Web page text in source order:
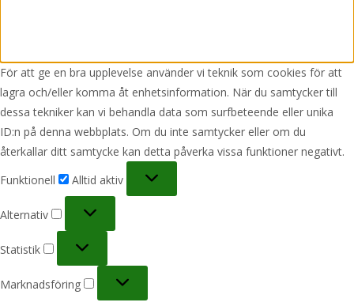
För att ge en bra upplevelse använder vi teknik som cookies för att
lagra och/eller komma åt enhetsinformation. När du samtycker till
dessa tekniker kan vi behandla data som surfbeteende eller unika
ID:n på denna webbplats. Om du inte samtycker eller om du
återkallar ditt samtycke kan detta påverka vissa funktioner negativt.
Funktionell
Alltid aktiv
Alternativ
Statistik
Marknadsföring